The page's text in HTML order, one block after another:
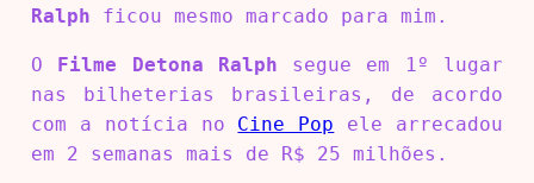
Ralph ficou mesmo marcado para mim.
O Filme Detona Ralph segue em 1º lugar
nas bilheterias brasileiras, de acordo
com a notícia no Cine Pop ele arrecadou
em 2 semanas mais de R$ 25 milhões.